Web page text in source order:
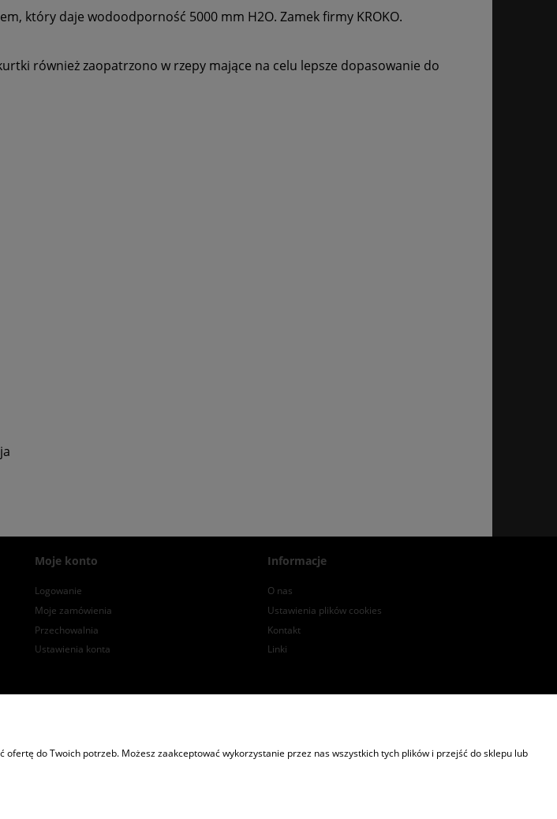
który daje wodoodporność 5000 mm H2O. Zamek firmy KROKO.
również zaopatrzono w rzepy mające na celu lepsze dopasowanie do
Moje konto
Logowanie
Moje zamówienia
Przechowalnia
Ustawienia konta
Informacje
O nas
Ustawienia plików cookies
Kontakt
Linki
woj. podkarpackie | tel.: 574447365 | email:
do Twoich potrzeb. Możesz zaakceptować wykorzystanie przez nas wszystkich tych plików i przejść do sklepu lub